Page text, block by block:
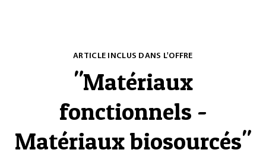
ARTICLE INCLUS DANS L'OFFRE
"Matériaux
fonctionnels -
Matériaux biosourcés"